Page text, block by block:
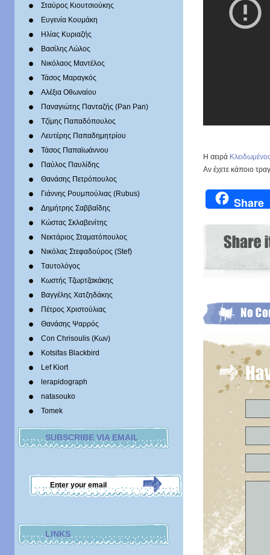
Σταύρος Κιουτσιούκης
Ευγενία Κουμάκη
Ηλίας Κυριαζής
Βασίλης Λώλος
Νικόλαος Μαντέλος
Τάσος Μαραγκός
Αλέξια Οθωναίου
Παναγιώτης Πανταζής (Pan Pan)
Τζίμης Παπαδόπουλος
Λευτέρης Παπαδημητρίου
Τάσος Παπαϊωάννου
Παύλος Παυλίδης
Θανάσης Πετρόπουλος
Γιάννης Ρουμπούλιας (Rubus)
Δημήτρης Σαββαΐδης
Κώστας Σκλαβενίτης
Νεκτάριος Σταματόπουλος
Νικόλας Στεφαδούρος (Stef)
Tαυτολόγος
Κωστής Τζωρτζακάκης
Βαγγέλης Χατζηδάκης
Πέτρος Χριστούλιας
Θανάσης Ψαρρός
Con Chrisoulis (Κων)
Kotsifas Blackbird
Lef Kiort
lerapidograph
natasouko
Tomek
SUBSCRIBE VIA EMAIL
LINKS
Η σειρά
Aν έχετε κάποιο
Share